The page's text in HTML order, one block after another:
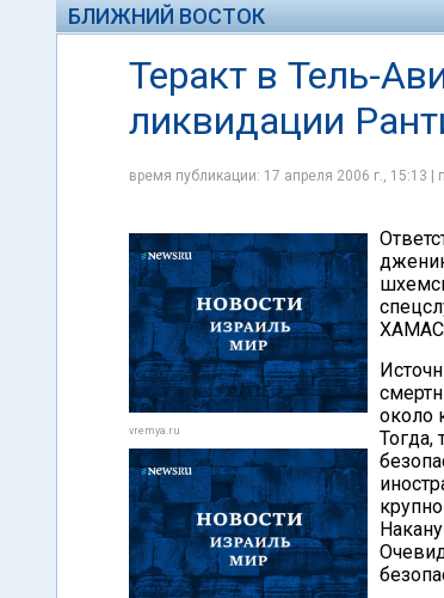
БЛИЖНИЙ ВОСТОК
Теракт в Тель-
ликвидации
время публикации: 17 апреля 2006 г., 15:13
vremya.ru
около
Тогда,